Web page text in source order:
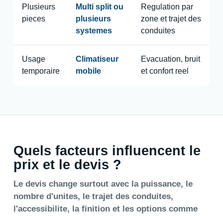
Plusieurs
pieces
Multi split ou
plusieurs
systemes
Regulation par
zone et trajet des
conduites
Usage
temporaire
Climatiseur
mobile
Evacuation, bruit
et confort reel
Quels facteurs influencent le
prix et le devis ?
Le devis change surtout avec la puissance, le
nombre d'unites, le trajet des conduites,
l'accessibilite, la finition et les options comme